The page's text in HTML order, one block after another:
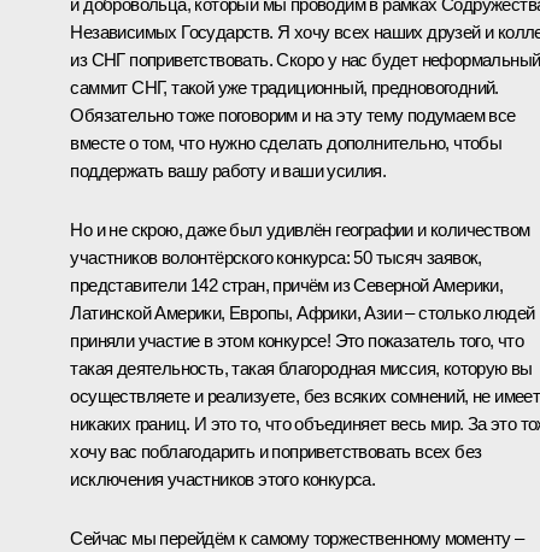
Независимых Государств. Я хочу всех наших друзей и
из СНГ поприветствовать. Скоро у нас будет неформальный
саммит СНГ, такой уже традиционный, предновогодний.
Обязательно тоже поговорим и на эту тему подумаем все
вместе о том, что нужно сделать дополнительно, чтобы
поддержать вашу работу и ваши усилия.
Но и не скрою, даже был удивлён географии и количеством
участников волонтёрского конкурса: 50 тысяч заявок,
представители 142 стран, причём из Северной Америки,
Латинской Америки, Европы, Африки, Азии – столько людей
приняли участие в этом конкурсе! Это показатель того, что
такая деятельность, такая благородная миссия, которую вы
осуществляете и реализуете, без всяких сомнений, не имеет
никаких границ. И это то, что объединяет весь мир. За это
хочу вас поблагодарить и поприветствовать всех без
исключения участников этого конкурса.
Сейчас мы перейдём к самому торжественному моменту –